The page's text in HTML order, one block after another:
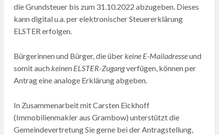
die Grundsteuer bis zum 31.10.2022 abzugeben. Dieses
kann digital u.a. per elektronischer Steuererklärung
ELSTER erfolgen.
Bürgerinnen und Bürger, die überkeine E-Mailadresseund
somit auchkeinen ELSTER-Zugangverfügen, können per
Antrag eine analoge Erklärung abgeben.
In Zusammenarbeit mit Carsten Eickhoff
(Immobilienmakler aus Grambow) unterstützt die
Gemeindevertretung Sie gerne bei der Antragstellung,